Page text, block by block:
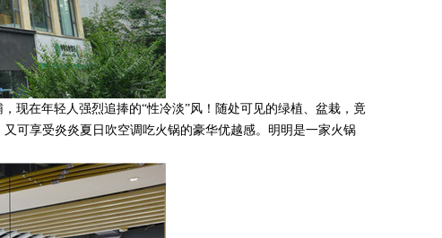
现在年轻人强烈追捧的“性冷淡”风！随处可见的绿植、盆栽，竟
可享受炎炎夏日吹空调吃火锅的豪华优越感。明明是一家火锅